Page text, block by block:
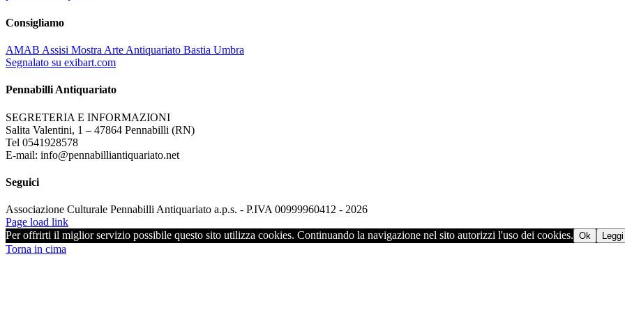
Consigliamo
AMAB Assisi Mostra Arte Antiquariato Bastia Umbra
Segnalato su exibart.com
Pennabilli Antiquariato
SEGRETERIA E INFORMAZIONI
Salita Valentini, 1 – 47864 Pennabilli (RN)
Tel 0541928578
E-mail: info@pennabilliantiquariato.net
Seguici
Associazione Culturale Pennabilli Antiquariato a.p.s. - P.IVA 00999960412 - 2026
Page load link
Per offrirti il miglior servizio possibile questo sito utilizza cookies. Continuando la navigazione nel sito autorizzi l'uso dei cookies. Ok
Torna in cima